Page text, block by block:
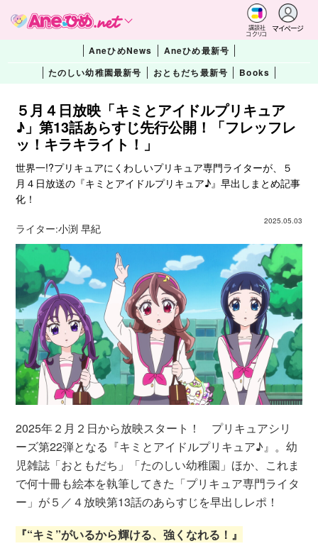
講談社
コクリコ
マイページ
AneひめNews
Aneひめ最新号
たのしい幼稚園最新号
おともだち最新号 Books
５月４日放映「キミとアイドルプリキュア
♪」第13話あらすじ先行公開！「フレッフレ
ッ！キラキライト！」
世界一!?プリキュアにくわしいプリキュア専門ライターが、５
月４日放送の『キミとアイドルプリキュア♪』早出しまとめ記事
化！
2025.05.03
ライター:小渕 早紀
2025年２月２日から放映スタート！ プリキュアシリ
ーズ第22弾となる『キミとアイドルプリキュア♪』。幼
児雑誌「おともだち」「たのしい幼稚園」ほか、これま
で何十冊も絵本を執筆してきた「プリキュア専門ライタ
ー」が５／４放映第13話のあらすじを早出しレポ！
『“キミ”がいるから輝ける、強くなれる！』